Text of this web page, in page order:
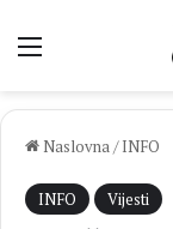
Izbornik
Naslovna/ INFO
INFO Vijesti